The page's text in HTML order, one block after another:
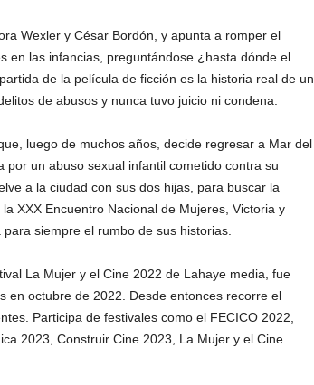
Wexler y César Bordón, y apunta a romper el
en las infancias, preguntándose ¿hasta dónde el
de la película de ficción es la historia real de un
de abusos y nunca tuvo juicio ni condena.
luego de muchos años, decide regresar a Mar del
un abuso sexual infantil cometido contra su
a la ciudad con sus dos hijas, para buscar la
XXX Encuentro Nacional de Mujeres, Victoria y
siempre el rumbo de sus historias.
La Mujer y el Cine 2022 de Lahaye media, fue
en octubre de 2022. Desde entonces recorre el
Participa de festivales como el FECICO 2022,
2023, Construir Cine 2023, La Mujer y el Cine